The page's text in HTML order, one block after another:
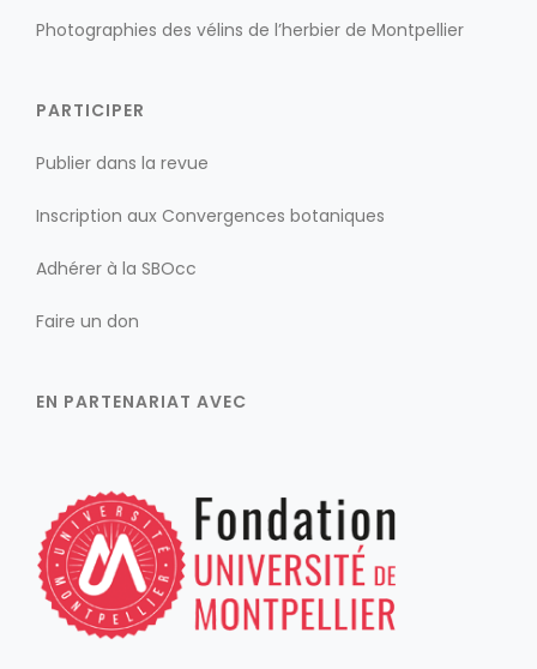
Photographies des vélins de l’herbier de Montpellier
PARTICIPER
Publier dans la revue
Inscription aux Convergences botaniques
Adhérer à la SBOcc
Faire un don
EN PARTENARIAT AVEC